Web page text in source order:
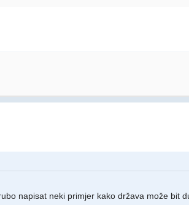
napisat neki primjer kako država može bit